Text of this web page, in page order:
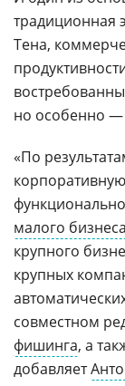
традиционная
Тена,
но особенно —
«По
малого бизнеса
крупного
крупных
совместном
фишинга, а
добавляет